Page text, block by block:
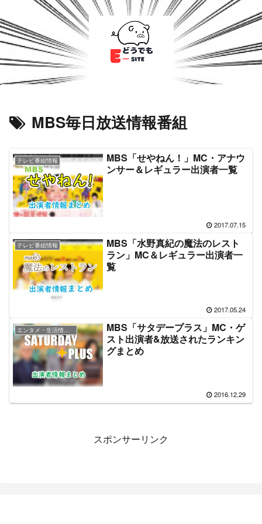
MBS毎日放送情報番組
テレビ番組情報
MBS「せやねん！」MC・アナウ
ンサー＆レギュラー出演者一覧
2017.07.15
テレビ番組情報
MBS「水野真紀の魔法のレスト
ラン」MC＆レギュラー出演者一
覧
2017.05.24
エンタメ・生活情報バラエティ
MBS「サタデープラス」MC・ゲ
スト出演者&放送されたランキン
グまとめ
2016.12.29
スポンサーリンク